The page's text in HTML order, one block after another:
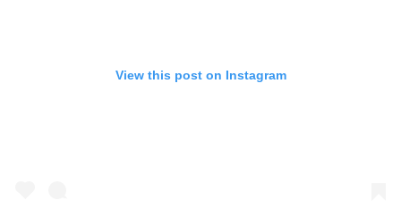
View this post on Instagram